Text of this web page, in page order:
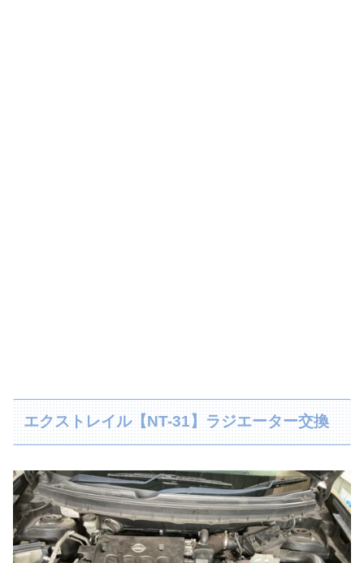
エクストレイル【NT-31】ラジエーター交換